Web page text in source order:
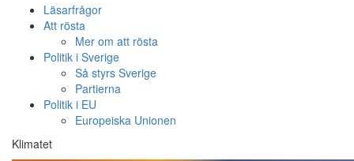
Läsarfrågor
Att rösta
Mer om att rösta
Politik i Sverige
Så styrs Sverige
Partierna
Politik i EU
Europeiska Unionen
Klimatet